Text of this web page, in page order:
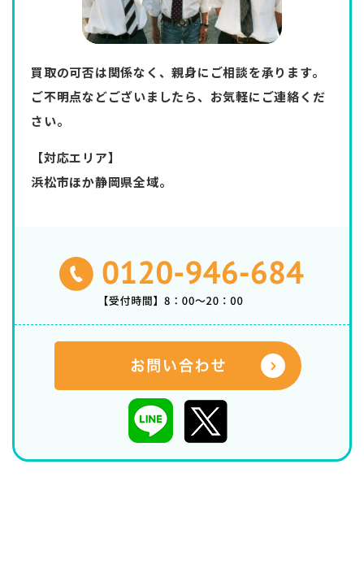
買取の可否は関係なく、親身にご相談を承ります。
ご不明点などございましたら、お気軽にご連絡くだ
さい。
【対応エリア】
浜松市ほか静岡県全域。